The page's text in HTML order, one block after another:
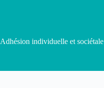
Adhésion individuelle et sociétale